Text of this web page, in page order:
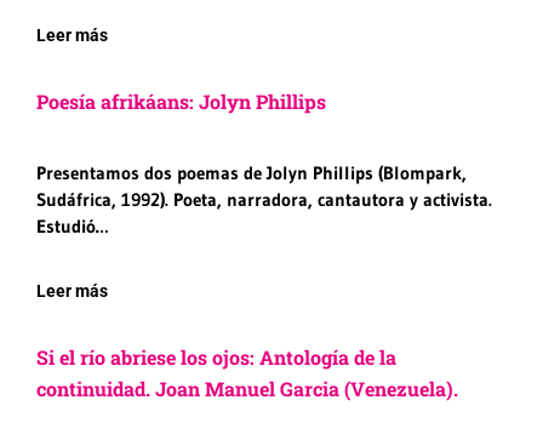
Leer más
Poesía afrikáans: Jolyn Phillips
Presentamos dos poemas de Jolyn Phillips (Blompark,
Sudáfrica, 1992). Poeta, narradora, cantautora y activista.
Estudió…
Leer más
Si el río abriese los ojos: Antología de la
continuidad. Joan Manuel Garcia (Venezuela).